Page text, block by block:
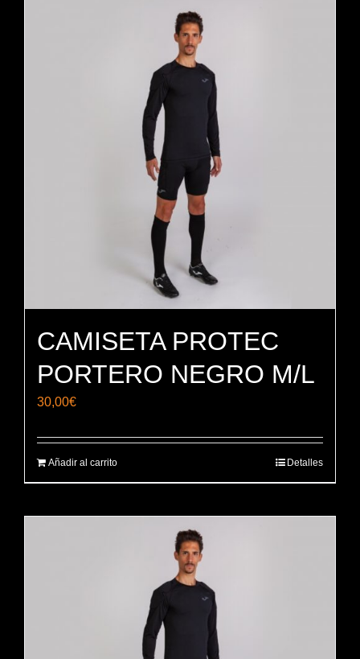
CAMISETA PROTEC
PORTERO NEGRO M/L
30,00€
Añadir al carrito Detalles